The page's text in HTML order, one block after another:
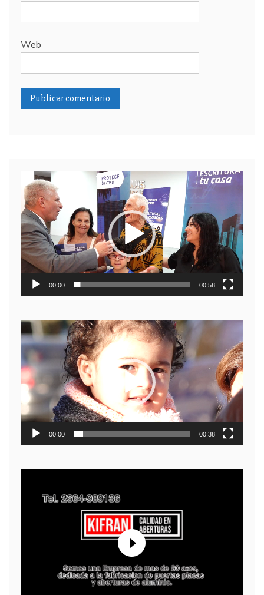
Web
Reproductor
de
video
00:00 00:58
Reproductor
de
video
00:00 00:38